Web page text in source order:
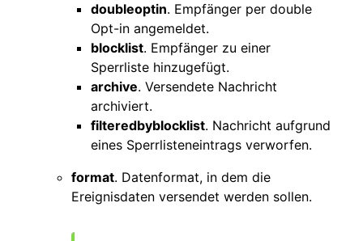
doubleoptin. Empfänger per double
Opt-in angemeldet.
blocklist. Empfänger zu einer
Sperrliste hinzugefügt.
archive. Versendete Nachricht
archiviert.
filteredbyblocklist. Nachricht aufgrund
eines Sperrlisteneintrags verworfen.
format. Datenformat, in dem die
Ereignisdaten versendet werden sollen.